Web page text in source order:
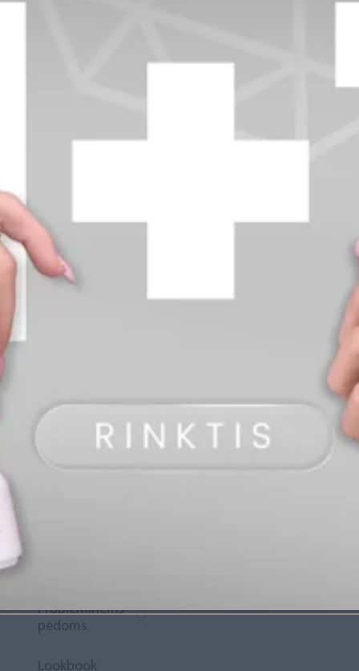
info@diamondline.lt
Prisijungti
Rewards“
Probleminėms
pėdoms
Lookbook